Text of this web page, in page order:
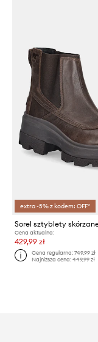
extra -5% z kodem: OFF*
Cena aktualna:
429,99 zł
Cena regularna:749,99 zł
Najniższa cena:449,99 zł